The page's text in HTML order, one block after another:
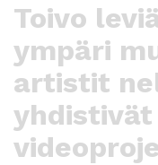
Toivo
ympäri
artistit
yhdistivät